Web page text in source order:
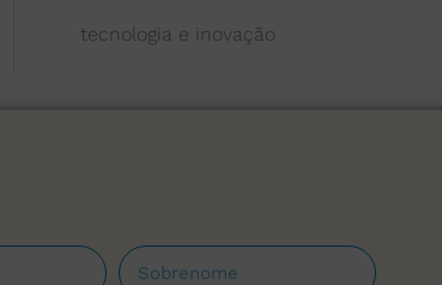
tecnologia e inovação